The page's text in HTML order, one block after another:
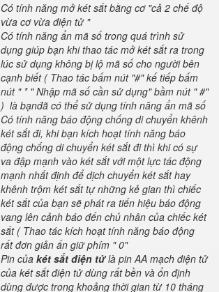
Có tính năng mở két sắt bằng cơ "cả 2 chế độ
vừa cơ vừa điện tử "
Có tính năng ẩn mã số trong quá trình sử
dụng giúp bạn khi thao tác mở két sắt ra trong
lúc sử dụng không bị lộ mã số cho người bên
cạnh biết ( Thao tác bấm nút "#" kế tiếp bấm
nút " * " Nhập mã số cần sử dụng" bầm nút " #"
) là bạnđã có thể sử dụng tính năng ẩn mã số
Có tính năng báo động chống di chuyển khênh
két sắt đi, khi bạn kích hoạt tính năng báo
động chống di chuyển két sắt đi thì khi có sự
va đập mạnh vào két sắt với một lực tác động
mạnh nhất định để dịch chuyển két sắt hay
khênh trộm két sắt tự những kẻ gian thì chiếc
két sắt của bạn sẽ phát ra tiến hiệu báo động
vang lên cảnh báo đến chủ nhân của chiếc két
sắt ( Thao tác kích hoạt tính năng báo động
rất đơn giản ấn giữ phím " 0"
Pin của két sắt điện tửlà pin AA mạch điện tử
của két sắt điện tử dùng rất bền và ổn định
dùng được trong khoảng thời gian từ 10 tháng